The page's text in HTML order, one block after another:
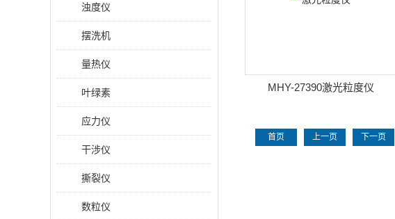
浊度仪
摆洗机
量热仪
叶绿素
应力仪
干涉仪
撕裂仪
数粒仪
MHY-27390激光粒度仪
首页 上一页 下一页